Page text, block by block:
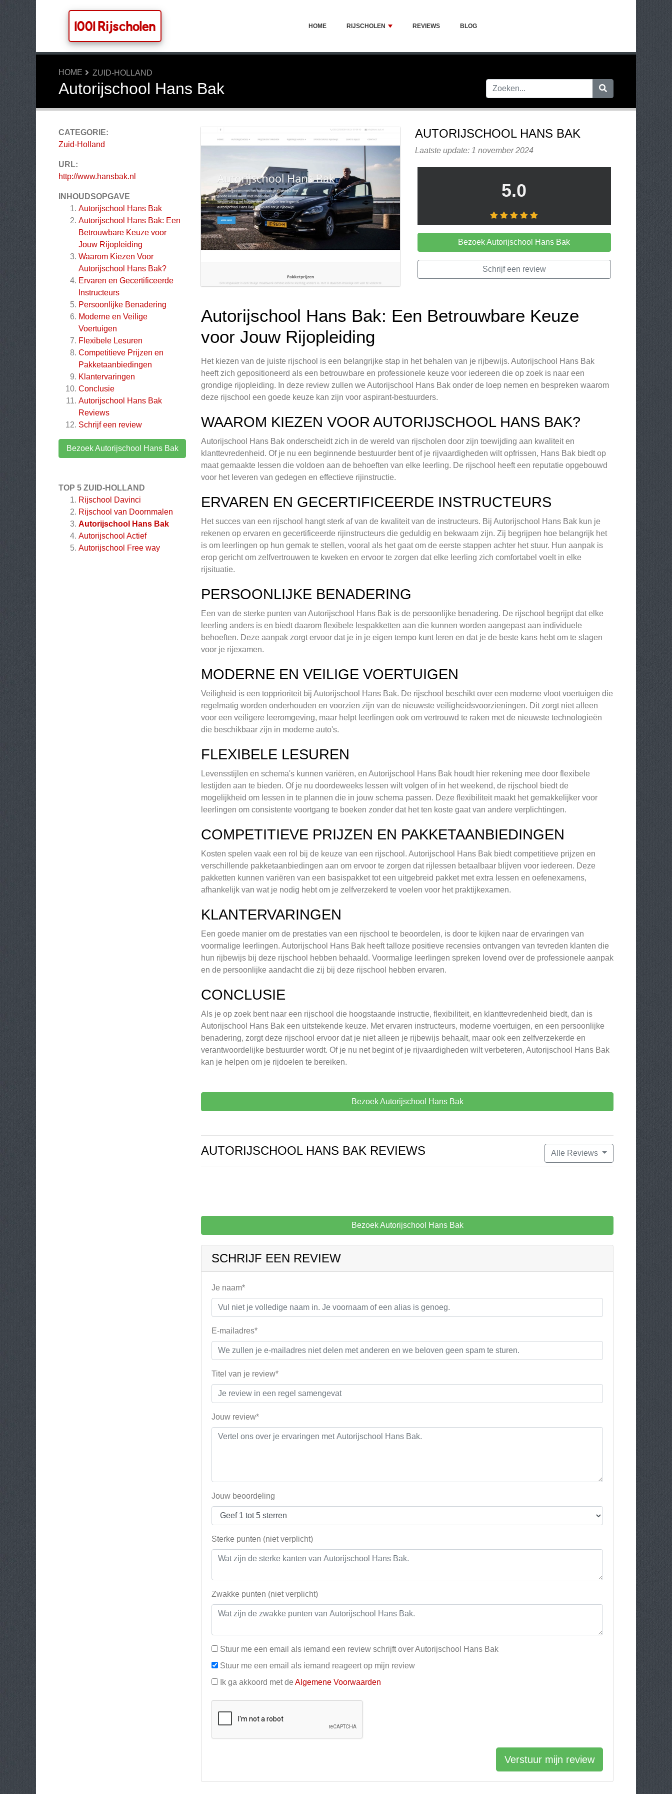
1001 Rijscholen HOME RIJSCHOLEN REVIEWS BLOG
HOME ZUID-HOLLAND
Autorijschool Hans Bak
CATEGORIE:
Zuid-Holland
URL:
http://www.hansbak.nl
INHOUDSOPGAVE
Autorijschool Hans Bak
Autorijschool Hans Bak: Een
Betrouwbare Keuze voor
Jouw Rijopleiding
Waarom Kiezen Voor
Autorijschool Hans Bak?
Ervaren en Gecertificeerde
Instructeurs
Persoonlijke Benadering
Moderne en Veilige
Voertuigen
Flexibele Lesuren
Competitieve Prijzen en
Pakketaanbiedingen
Klantervaringen
Conclusie
Autorijschool Hans Bak
Reviews
Schrijf een review
Bezoek Autorijschool Hans Bak
TOP 5 ZUID-HOLLAND
Rijschool Davinci
Rijschool van Doornmalen
Autorijschool Hans Bak
Autorijschool Actief
Autorijschool Free way
AUTORIJSCHOOL HANS BAK
Laatste update: 1 november 2024
5.0
Bezoek Autorijschool Hans Bak
Schrijf een review
Autorijschool Hans Bak: Een Betrouwbare Keuze
voor Jouw Rijopleiding
Het kiezen van de juiste rijschool is een belangrijke stap in het behalen van je rijbewijs. Autorijschool Hans Bak
heeft zich gepositioneerd als een betrouwbare en professionele keuze voor iedereen die op zoek is naar een
grondige rijopleiding. In deze review zullen we Autorijschool Hans Bak onder de loep nemen en bespreken waarom
deze rijschool een goede keuze kan zijn voor aspirant-bestuurders.
WAAROM KIEZEN VOOR AUTORIJSCHOOL HANS BAK?
Autorijschool Hans Bak onderscheidt zich in de wereld van rijscholen door zijn toewijding aan kwaliteit en
klanttevredenheid. Of je nu een beginnende bestuurder bent of je rijvaardigheden wilt opfrissen, Hans Bak biedt op
maat gemaakte lessen die voldoen aan de behoeften van elke leerling. De rijschool heeft een reputatie opgebouwd
voor het leveren van gedegen en effectieve rijinstructie.
ERVAREN EN GECERTIFICEERDE INSTRUCTEURS
Het succes van een rijschool hangt sterk af van de kwaliteit van de instructeurs. Bij Autorijschool Hans Bak kun je
rekenen op ervaren en gecertificeerde rijinstructeurs die geduldig en bekwaam zijn. Zij begrijpen hoe belangrijk het
is om leerlingen op hun gemak te stellen, vooral als het gaat om de eerste stappen achter het stuur. Hun aanpak is
erop gericht om zelfvertrouwen te kweken en ervoor te zorgen dat elke leerling zich comfortabel voelt in elke
rijsituatie.
PERSOONLIJKE BENADERING
Een van de sterke punten van Autorijschool Hans Bak is de persoonlijke benadering. De rijschool begrijpt dat elke
leerling anders is en biedt daarom flexibele lespakketten aan die kunnen worden aangepast aan individuele
behoeften. Deze aanpak zorgt ervoor dat je in je eigen tempo kunt leren en dat je de beste kans hebt om te slagen
voor je rijexamen.
MODERNE EN VEILIGE VOERTUIGEN
Veiligheid is een topprioriteit bij Autorijschool Hans Bak. De rijschool beschikt over een moderne vloot voertuigen die
regelmatig worden onderhouden en voorzien zijn van de nieuwste veiligheidsvoorzieningen. Dit zorgt niet alleen
voor een veiligere leeromgeving, maar helpt leerlingen ook om vertrouwd te raken met de nieuwste technologieën
die beschikbaar zijn in moderne auto's.
FLEXIBELE LESUREN
Levensstijlen en schema's kunnen variëren, en Autorijschool Hans Bak houdt hier rekening mee door flexibele
lestijden aan te bieden. Of je nu doordeweeks lessen wilt volgen of in het weekend, de rijschool biedt de
mogelijkheid om lessen in te plannen die in jouw schema passen. Deze flexibiliteit maakt het gemakkelijker voor
leerlingen om consistente voortgang te boeken zonder dat het ten koste gaat van andere verplichtingen.
COMPETITIEVE PRIJZEN EN PAKKETAANBIEDINGEN
Kosten spelen vaak een rol bij de keuze van een rijschool. Autorijschool Hans Bak biedt competitieve prijzen en
verschillende pakketaanbiedingen aan om ervoor te zorgen dat rijlessen betaalbaar blijven voor iedereen. Deze
pakketten kunnen variëren van een basispakket tot een uitgebreid pakket met extra lessen en oefenexamens,
afhankelijk van wat je nodig hebt om je zelfverzekerd te voelen voor het praktijkexamen.
KLANTERVARINGEN
Een goede manier om de prestaties van een rijschool te beoordelen, is door te kijken naar de ervaringen van
voormalige leerlingen. Autorijschool Hans Bak heeft talloze positieve recensies ontvangen van tevreden klanten die
hun rijbewijs bij deze rijschool hebben behaald. Voormalige leerlingen spreken lovend over de professionele aanpak
en de persoonlijke aandacht die zij bij deze rijschool hebben ervaren.
CONCLUSIE
Als je op zoek bent naar een rijschool die hoogstaande instructie, flexibiliteit, en klanttevredenheid biedt, dan is
Autorijschool Hans Bak een uitstekende keuze. Met ervaren instructeurs, moderne voertuigen, en een persoonlijke
benadering, zorgt deze rijschool ervoor dat je niet alleen je rijbewijs behaalt, maar ook een zelfverzekerde en
verantwoordelijke bestuurder wordt. Of je nu net begint of je rijvaardigheden wilt verbeteren, Autorijschool Hans Bak
kan je helpen om je rijdoelen te bereiken.
Bezoek Autorijschool Hans Bak
Alle Reviews
AUTORIJSCHOOL HANS BAK REVIEWS
Bezoek Autorijschool Hans Bak
SCHRIJF EEN REVIEW
Je naam*
E-mailadres*
Titel van je review*
Jouw review*
Jouw beoordeling
Sterke punten (niet verplicht)
Zwakke punten (niet verplicht)
Stuur me een email als iemand een review schrijft over Autorijschool Hans Bak
Stuur me een email als iemand reageert op mijn review
Ik ga akkoord met de Algemene Voorwaarden
Verstuur mijn review